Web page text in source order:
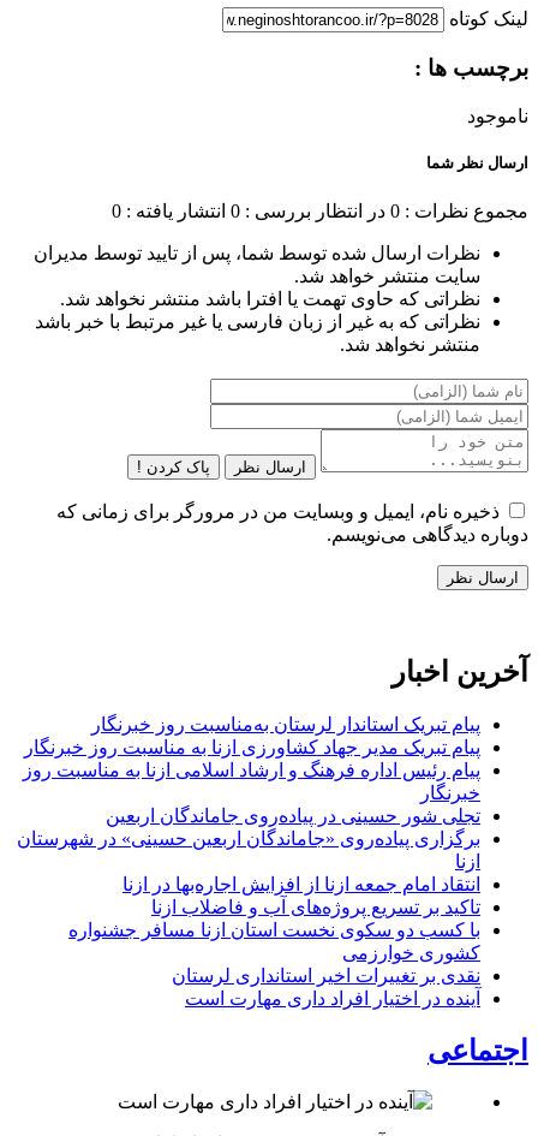
لینک کوتاه
برچسب ها :
ناموجود
ارسال نظر شما
مجموع نظرات : 0 در انتظار بررسی : 0 انتشار یافته : 0
نظرات ارسال شده توسط شما، پس از تایید توسط مدیران
سایت منتشر خواهد شد.
نظراتی که حاوی تهمت یا افترا باشد منتشر نخواهد شد.
نظراتی که به غیر از زبان فارسی یا غیر مرتبط با خبر باشد
منتشر نخواهد شد.
ارسال نظر پاک کردن !
ذخیره نام، ایمیل و وبسایت من در مرورگر برای زمانی که
دوباره دیدگاهی می‌نویسم.
آخرین اخبار
پیام تبریک استاندار لرستان به‌مناسبت روز خبرنگار
پیام تبریک مدیر جهاد کشاورزی ازنا به مناسبت روز خبرنگار
پیام رئیس اداره فرهنگ و ارشاد اسلامی ازنا به مناسبت روز
خبرنگار
تجلی شور حسینی در پیاده‌روی جاماندگان اربعین
برگزاری پیاده‌روی «جاماندگان اربعین حسینی» در شهرستان
ازنا
انتقاد امام جمعه ازنا از افزایش اجاره‌بها در ازنا
تاکید بر تسریع پروژه‌های آب و فاضلاب ازنا
با کسب دو سکوی نخست استان ازنا مسافر جشنواره
کشوری خوارزمی
نقدی بر تغییرات اخیر استانداری لرستان
آینده در اختیار افراد داری مهارت است
اجتماعی